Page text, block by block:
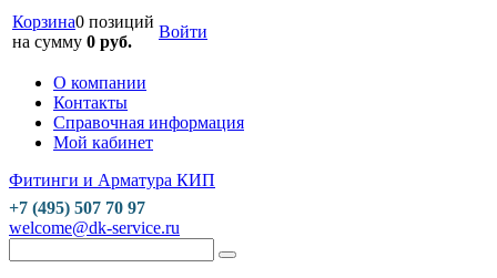
Корзина0 позиций
на сумму 0 руб.
Войти
О компании
Контакты
Справочная информация
Мой кабинет
Фитинги и Арматура КИП
+7 (495) 507 70 97
welcome@dk-service.ru